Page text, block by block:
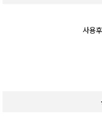
사용